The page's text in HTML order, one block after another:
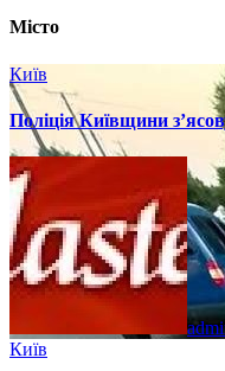
Місто
Київ
Поліція Київщини
Київ